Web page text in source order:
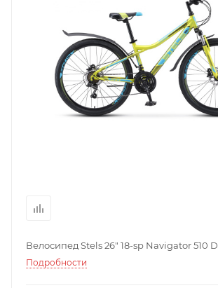
Велосипед Stels 26" 18-sp Navigator 510 D
Подробности